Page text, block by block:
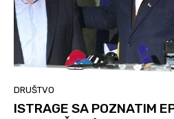
DRUŠTVO
ISTRAGE SA POZNATIM